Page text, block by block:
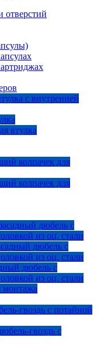
отверстий
с внутренней
втулка
колпачек для
колпачек для
дюбель с
из оц. стали
дюбель с
из оц. стали
дюбель с
из оц. стали
монтажа
гвоздь с потайной
гвоздь с